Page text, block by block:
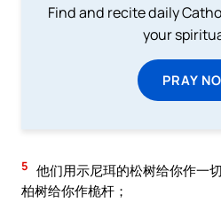
Find and recite daily
your
PRAY
5 他们用示尼珥的松树给你作一
柏树给你作桅杆；